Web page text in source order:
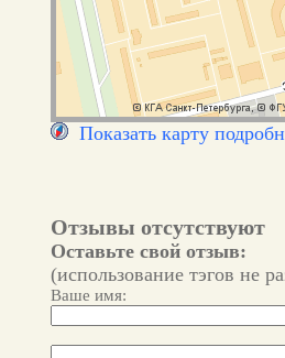
Показать карту
Отзывы отсутствуют
Оставьте свой отзыв:
(использование тэгов не
Ваше имя: